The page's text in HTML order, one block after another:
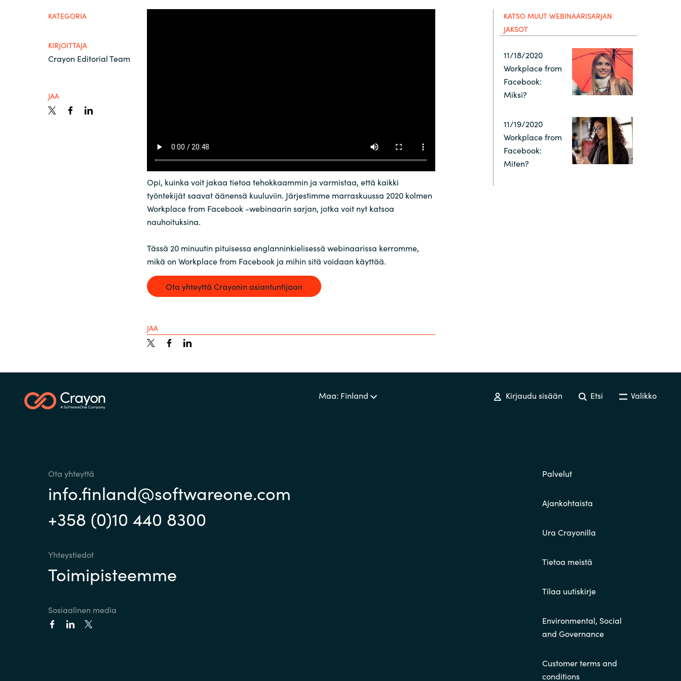
Indonesia
Kingdom of Saudi Arabia
Latvia
Middle East
Oman
Philippines
Poland
Portugal
Qatar
Romania
Slovenia
Singapore
Sri Lanka
Sweden
Ukraine
United Kingdom
Ota yhteyttä
Ura Crayonilla
Kumppanit
KATEGORIA
KIRJOITTAJA
Crayon Editorial Team
JAA
Opi, kuinka voit jakaa tietoa tehokkaammin ja varmistaa, että kaikki
työntekijät saavat äänensä kuuluviin. Järjestimme marraskuussa 2020 kolmen
Workplace from Facebook -webinaarin sarjan, jotka voit nyt katsoa
nauhoituksina.
Tässä 20 minuutin pituisessa englanninkielisessä webinaarissa kerromme,
mikä on Workplace from Facebook ja mihin sitä voidaan käyttää.
Ota yhteyttä Crayonin asiantuntijaan
JAA
KATSO MUUT WEBINAARISARJAN
JAKSOT
11/18/2020
Workplace from
Facebook:
Miksi?
11/19/2020
Workplace from
Facebook:
Miten?
Maa: Finland Kirjaudu sisään Etsi Valikko
Ota yhteyttä
info.finland@softwareone.com
+358 (0)10 440 8300
Yhteystiedot
Toimipisteemme
Sosiaalinen media
Palvelut
Ajankohtaista
Ura Crayonilla
Tietoa meistä
Tilaa uutiskirje
Environmental, Social
and Governance
Customer terms and
conditions